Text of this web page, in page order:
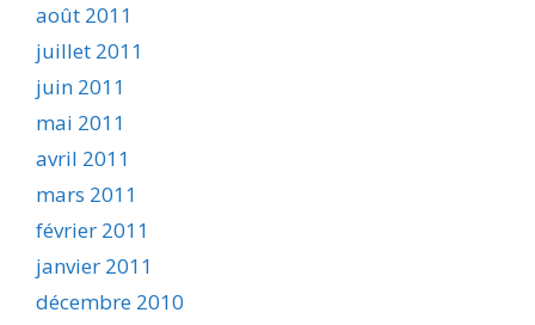
août 2011
juillet 2011
juin 2011
mai 2011
avril 2011
mars 2011
février 2011
janvier 2011
décembre 2010